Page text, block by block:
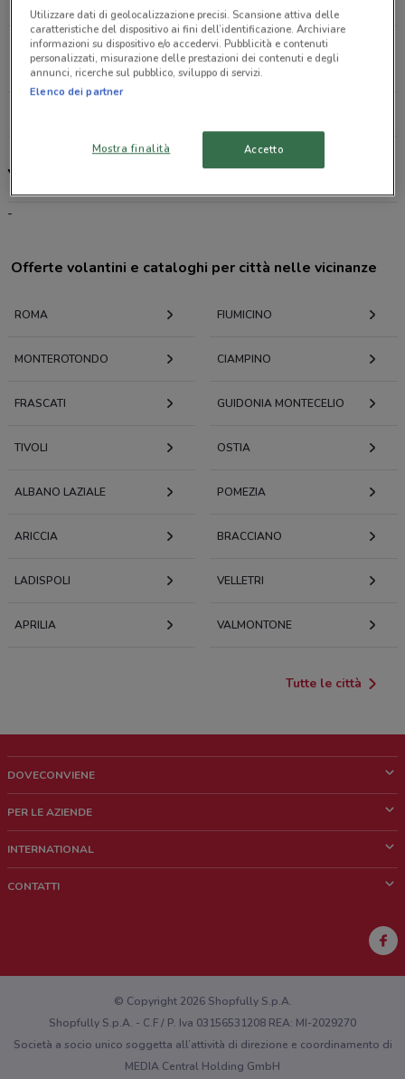
Largo Bilancioni, 8/11 - Via Pio Fo Roma
6.1 km
APERTO
YourGoodSkin, offerte e negozi
-
Offerte volantini e cataloghi per città nelle vicinanze
ROMA FIUMICINO
MONTEROTONDO CIAMPINO
FRASCATI GUIDONIA MONTECELIO
TIVOLI OSTIA
ALBANO LAZIALE POMEZIA
ARICCIA BRACCIANO
LADISPOLI VELLETRI
APRILIA VALMONTONE
Tutte le città
DOVECONVIENE
Chi siamo
Lavora con noi
PER LE AZIENDE
Richieste commerciali e marketing
INTERNATIONAL
CONTATTI
Hai un malfunzionamento sul web o sull'app?
© Copyright 2026 Shopfully S.p.A.
Shopfully S.p.A. - C.F / P. Iva 03156531208 REA: MI-2029270
Società a socio unico soggetta all’attività di direzione e coordinamento di
MEDIA Central Holding GmbH
Utilizzare dati di geolocalizzazione precisi. Scansione attiva delle
caratteristiche del dispositivo ai fini dell’identificazione. Archiviare
informazioni su dispositivo e/o accedervi. Pubblicità e contenuti
personalizzati, misurazione delle prestazioni dei contenuti e degli
annunci, ricerche sul pubblico, sviluppo di servizi.
Elenco dei partner
Mostra finalità Accetto